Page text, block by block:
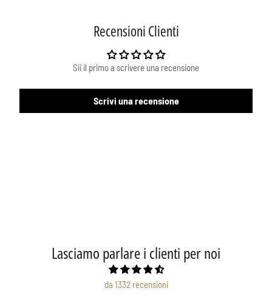
Recensioni Clienti
Sii il primo a scrivere una recensione
Scrivi una recensione
Lasciamo parlare i clienti per noi
da 1332 recensioni